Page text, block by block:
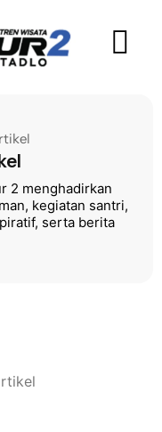
2 menghadirkan
kegiatan santri,
serta berita